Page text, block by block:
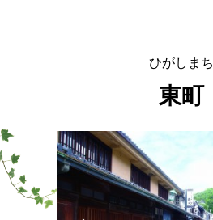
ひがしまち
東町